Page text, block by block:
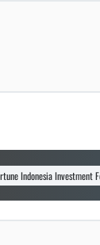
Indonesia Investment